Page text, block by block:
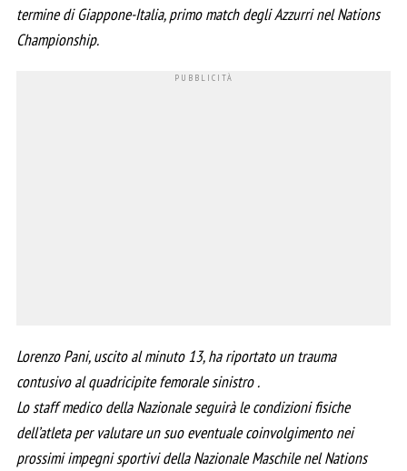
termine di Giappone-Italia, primo match degli Azzurri nel Nations
Championship.
Lorenzo Pani, uscito al minuto 13, ha riportato un trauma
contusivo al quadricipite femorale sinistro .
Lo staff medico della Nazionale seguirà le condizioni fisiche
dell’atleta per valutare un suo eventuale coinvolgimento nei
prossimi impegni sportivi della Nazionale Maschile nel Nations